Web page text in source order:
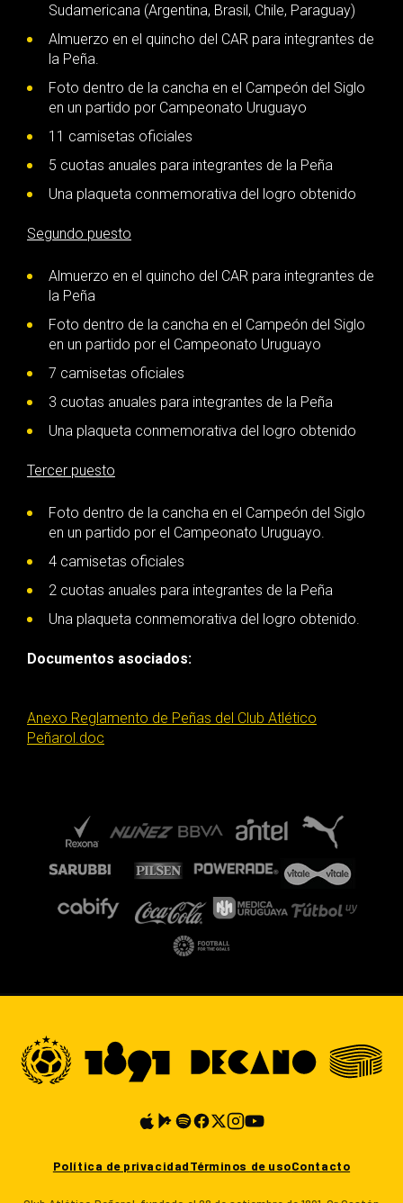
Sudamericana (Argentina, Brasil, Chile, Paraguay)
Almuerzo en el quincho del CAR para integrantes de
la Peña.
Foto dentro de la cancha en el Campeón del Siglo
en un partido por Campeonato Uruguayo
11 camisetas oficiales
5 cuotas anuales para integrantes de la Peña
Una plaqueta conmemorativa del logro obtenido
Segundo puesto
Almuerzo en el quincho del CAR para integrantes de
la Peña
Foto dentro de la cancha en el Campeón del Siglo
en un partido por el Campeonato Uruguayo
7 camisetas oficiales
3 cuotas anuales para integrantes de la Peña
Una plaqueta conmemorativa del logro obtenido
Tercer puesto
Foto dentro de la cancha en el Campeón del Siglo
en un partido por el Campeonato Uruguayo.
4 camisetas oficiales
2 cuotas anuales para integrantes de la Peña
Una plaqueta conmemorativa del logro obtenido.
Documentos asociados:
Anexo Reglamento de Peñas del Club Atlético
Peñarol.doc
Política de privacidadTérminos de usoContacto